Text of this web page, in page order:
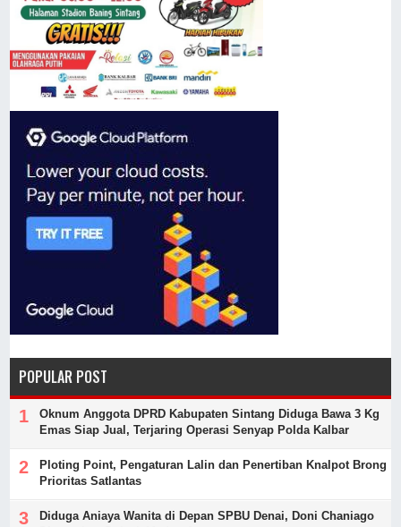
POPULAR POST
Oknum Anggota DPRD Kabupaten Sintang Diduga Bawa 3 Kg
Emas Siap Jual, Terjaring Operasi Senyap Polda Kalbar
Ploting Point, Pengaturan Lalin dan Penertiban Knalpot Brong
Prioritas Satlantas
Diduga Aniaya Wanita di Depan SPBU Denai, Doni Chaniago